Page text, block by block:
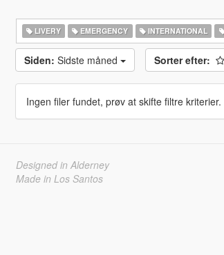
LIVERY EMERGENCY INTERNATIONAL
Siden: Sidste måned Sorter efter:
Ingen filer fundet, prøv at skifte filtre kriterier.
Designed in Alderney
Made in Los Santos